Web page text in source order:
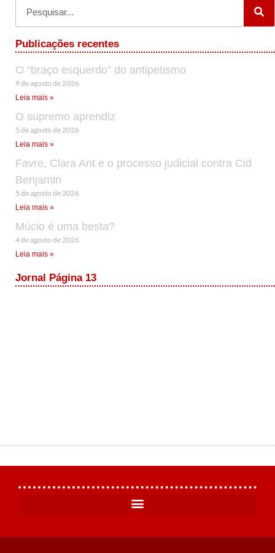
Publicações recentes
O “braço esquerdo” do antipetismo
9 de agosto de 2026
Leia mais »
O supremo aprendiz
5 de agosto de 2026
Leia mais »
Favre, Clara Ant e o processo judicial contra Cid
Benjamin
5 de agosto de 2026
Leia mais »
Múcio é uma besta?
4 de agosto de 2026
Leia mais »
Jornal Página 13